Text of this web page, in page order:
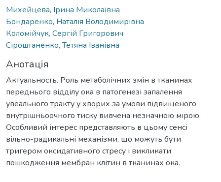
Михейцева, Ірина Миколаївна
Бондаренко, Наталія Володимирівна
Коломійчук, Сергій Григорович
Сіроштаненко, Тетяна Іванівна
Анотація
Актуальность. Роль метаболічних змін в тканинах
переднього відділу ока в патогенезі запалення
увеального тракту у хворих за умови підвищеного
внутрішньоочного тиску вивчена незначною мірою.
Особливий інтерес представляють в цьому сенсі
вільно-радикальні механізми, що можуть бути
тригером оксидативного стресу і викликати
пошкодження мембран клітин в тканинах ока.